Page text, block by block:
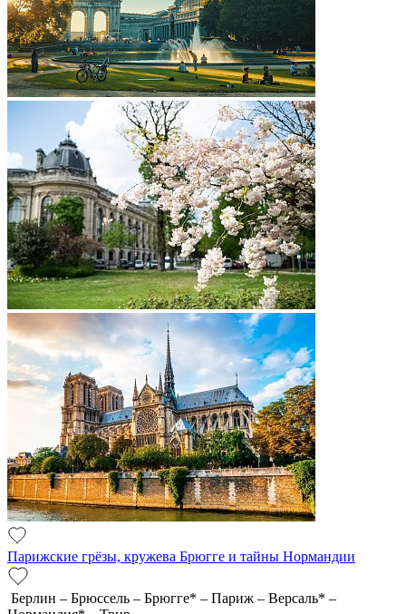
Парижские грёзы, кружева Брюгге и тайны Нормандии
Берлин – Брюссель – Брюгге* – Париж – Версаль* –